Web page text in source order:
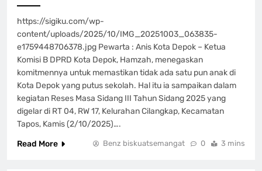
https://sigiku.com/wp-
content/uploads/2025/10/IMG_20251003_063835-
e1759448706378.jpg Pewarta : Anis Kota Depok – Ketua
Komisi B DPRD Kota Depok, Hamzah, menegaskan
komitmennya untuk memastikan tidak ada satu pun anak di
Kota Depok yang putus sekolah. Hal itu ia sampaikan dalam
kegiatan Reses Masa Sidang III Tahun Sidang 2025 yang
digelar di RT 04, RW 17, Kelurahan Cilangkap, Kecamatan
Tapos, Kamis (2/10/2025)….
Read More
Benz biskuatsemangat 0 3 mins